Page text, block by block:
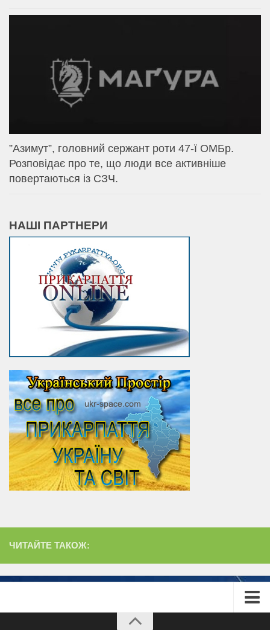
⁨”Азимут”, головний сержант роти 47-ї ОМБр.
Розповідає про те, що люди все активніше
повертаються із СЗЧ.
НАШІ ПАРТНЕРИ
ЧИТАЙТЕ ТАКОЖ: